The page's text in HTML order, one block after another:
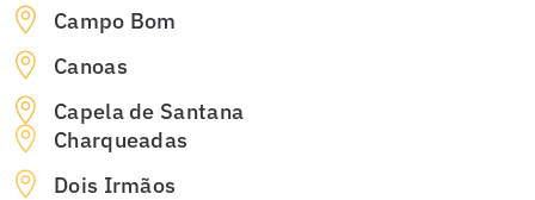
Campo Bom
Canoas
Capela de Santana
Charqueadas
Dois Irmãos